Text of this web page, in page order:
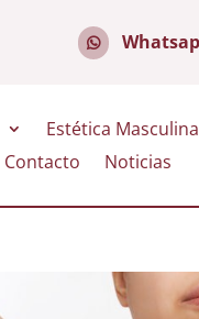
Estética Masculina
Contacto Noticias